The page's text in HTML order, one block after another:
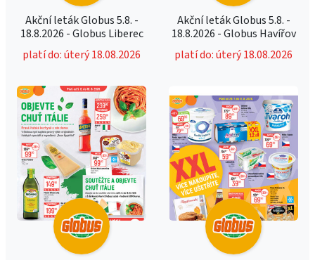
Akční leták Globus 5.8. -
18.8.2026 - Globus Liberec
platí do: úterý 18.08.2026
Akční leták Globus 5.8. -
18.8.2026 - Globus Havířov
platí do: úterý 18.08.2026